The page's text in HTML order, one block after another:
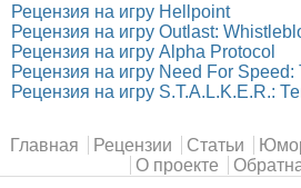
Рецензия на игру Hellpoint
Рецензия на игру Outlast:
Рецензия на игру Alpha Protocol
Рецензия на игру Need For Speed:
Рецензия на игру S.T.A.L.K.E.R.:
Главное меню
Главная Рецензии Статьи
О проекте